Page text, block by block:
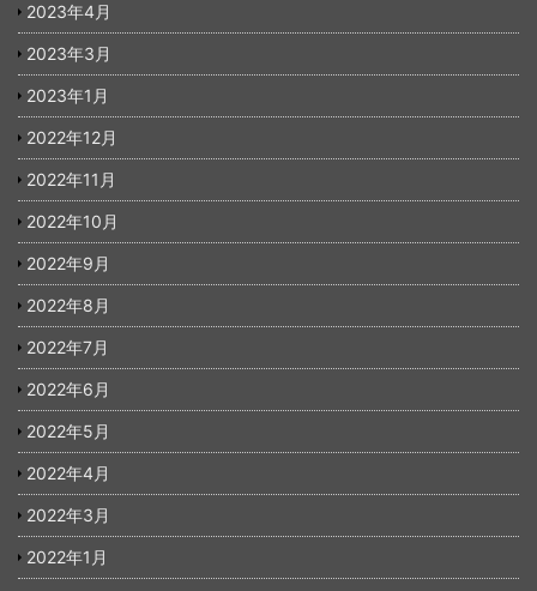
2023年4月
2023年3月
2023年1月
2022年12月
2022年11月
2022年10月
2022年9月
2022年8月
2022年7月
2022年6月
2022年5月
2022年4月
2022年3月
2022年1月